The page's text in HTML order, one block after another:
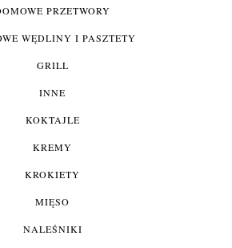
PRZETWORY
WĘDLINY I PASZTETY
GRILL
INNE
KOKTAJLE
KREMY
KROKIETY
MIĘSO
NALEŚNIKI